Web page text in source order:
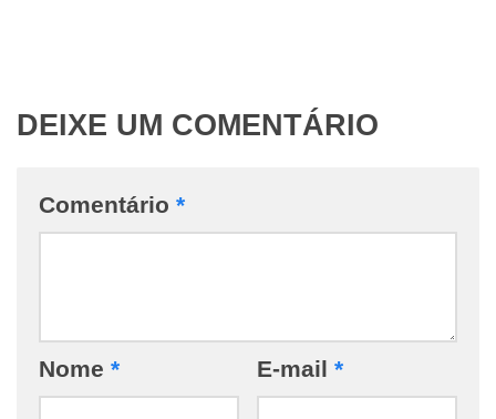
DEIXE UM COMENTÁRIO
Comentário *
Nome * E-mail *